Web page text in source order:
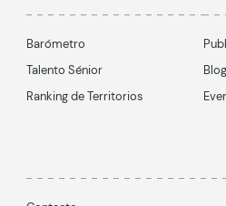
Barómetro
Talento Sénior
Ranking de Territorios
Blog